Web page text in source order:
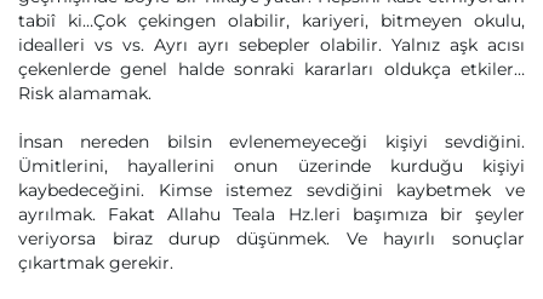
tabiî ki…Çok çekingen olabilir, kariyeri, bitmeyen okulu,
idealleri vs vs. Ayrı ayrı sebepler olabilir. Yalnız aşk acısı
çekenlerde genel halde sonraki kararları oldukça etkiler…
Risk alamamak.
İnsan nereden bilsin evlenemeyeceği kişiyi sevdiğini.
Ümitlerini, hayallerini onun üzerinde kurduğu kişiyi
kaybedeceğini. Kimse istemez sevdiğini kaybetmek ve
ayrılmak. Fakat Allahu Teala Hz.leri başımıza bir şeyler
veriyorsa biraz durup düşünmek. Ve hayırlı sonuçlar
çıkartmak gerekir.